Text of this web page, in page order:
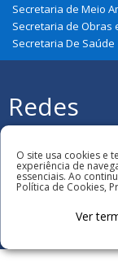
Secretaria de Meio
Secretaria de Obras
Secretaria De Saúde
Redes
Sociais
O site usa cookies e
experiência de
essenciais. Ao
Política de Cookies,
Ver